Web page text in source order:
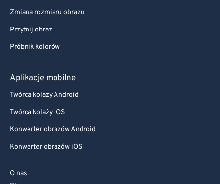
Zmiana rozmiaru obrazu
Przytnij obraz
Próbnik kolorów
Aplikacje mobilne
Twórca kolaży Android
Twórca kolaży iOS
Konwerter obrazów Android
Konwerter obrazów iOS
O nas